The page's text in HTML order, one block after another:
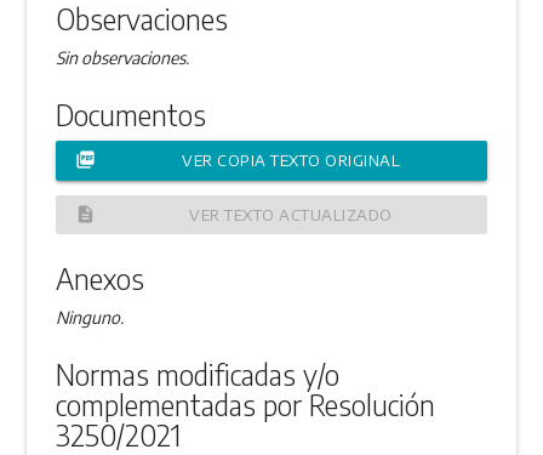
Observaciones
Sin observaciones.
Documentos
picture_as_pdf VER COPIA TEXTO ORIGINAL
description VER TEXTO ACTUALIZADO
Anexos
Ninguno.
Normas modificadas y/o
complementadas por Resolución
3250/2021